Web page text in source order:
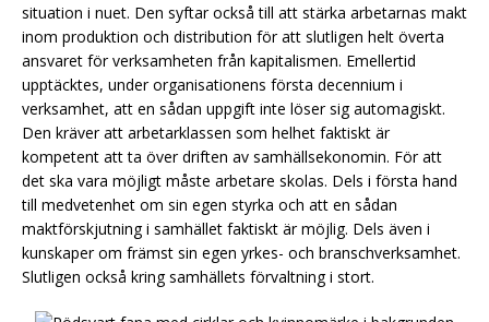
situation i nuet. Den syftar också till att stärka arbetarnas makt
inom produktion och distribution för att slutligen helt överta
ansvaret för verksamheten från kapitalismen. Emellertid
upptäcktes, under organisationens första decennium i
verksamhet, att en sådan uppgift inte löser sig automagiskt.
Den kräver att arbetarklassen som helhet faktiskt är
kompetent att ta över driften av samhällsekonomin. För att
det ska vara möjligt måste arbetare skolas. Dels i första hand
till medvetenhet om sin egen styrka och att en sådan
maktförskjutning i samhället faktiskt är möjlig. Dels även i
kunskaper om främst sin egen yrkes- och branschverksamhet.
Slutligen också kring samhällets förvaltning i stort.